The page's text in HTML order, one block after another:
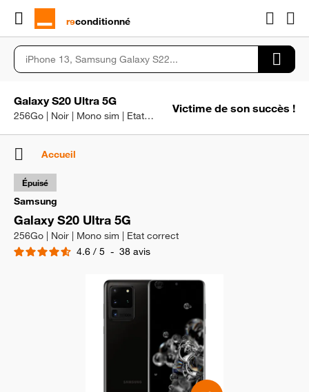
rɘconditionné
Galaxy S20 Ultra 5G
256Go | Noir | Mono sim | Etat correct
Victime de son succès !
Accueil
Samsung
Galaxy S20 Ultra 5G
256Go | Noir | Mono sim | Etat correct
4.6 / 5 - 38 avis
Épuisé